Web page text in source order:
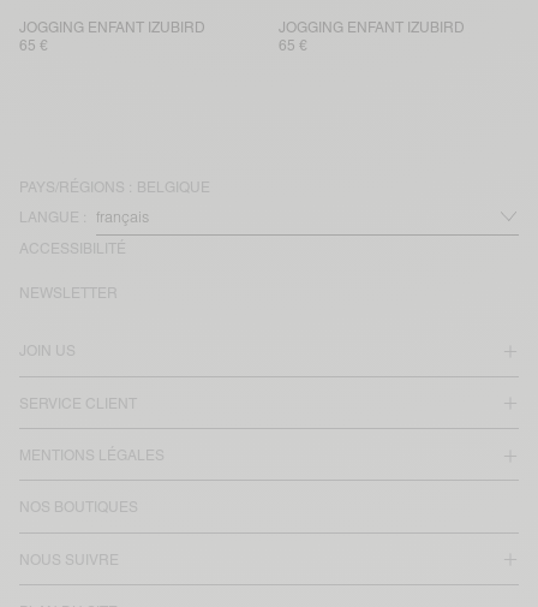
JOGGING ENFANT IZUBIRD
65 €
JOGGING ENFANT IZUBIRD
65 €
PAYS/RÉGIONS : BELGIQUE
LANGUE :
ACCESSIBILITÉ
JOIN US
SERVICE CLIENT
MENTIONS LÉGALES
NOS BOUTIQUES
NOUS SUIVRE
NEWSLETTER